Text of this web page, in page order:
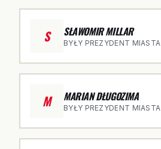
S SŁAWOMIR MILLAR
BYŁY PREZYDENT MIASTA
M MARIAN DŁUGOZIMA
BYŁY PREZYDENT MIASTA